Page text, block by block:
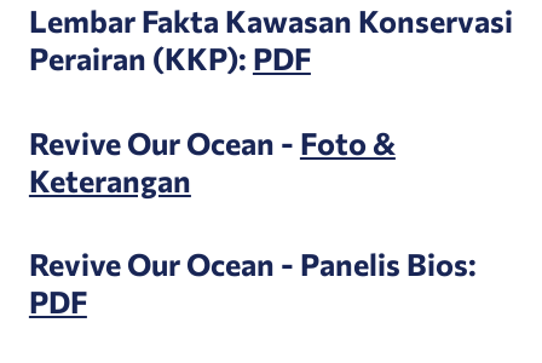
Lembar Fakta Kawasan Konservasi
Perairan (KKP): PDF
Revive Our Ocean - Foto &
Keterangan
Revive Our Ocean - Panelis Bios:
PDF